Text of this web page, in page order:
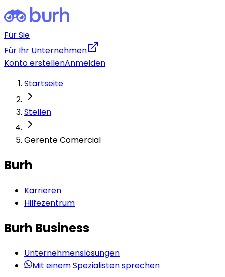
Für Sie
Für Ihr Unternehmen
Konto erstellenAnmelden
Startseite
Stellen
Gerente Comercial
Burh
Karrieren
Hilfezentrum
Burh Business
Unternehmenslösungen
Mit einem Spezialisten sprechen